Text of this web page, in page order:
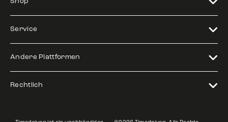
Service
Andere Plattformen
Rechtlich